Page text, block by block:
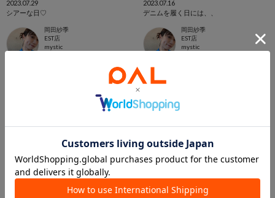
2023.07.29
シアーな日♡
岡田紗季
EST店
mystic
2023.07.16
デニムを履く日には、、
岡田紗季
EST店
mystic